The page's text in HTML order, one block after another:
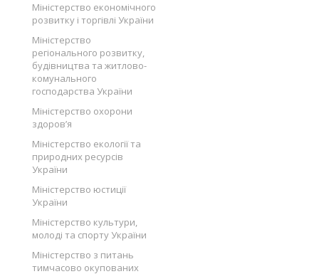
Міністерство економічного
розвитку і торгівлі України
Міністерство
регіонального розвитку,
будівництва та житлово-
комунального
господарства України
Міністерство охорони
здоров’я
Міністерство екології та
природних ресурсів
України
Міністерство юстиції
України
Міністерство культури,
молоді та спорту України
Міністерство з питань
тимчасово окупованих